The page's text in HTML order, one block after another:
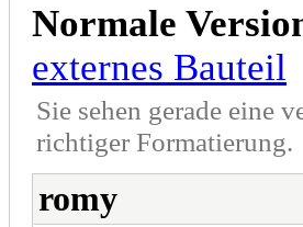
Normale
externes Bauteil
Sie sehen gerade eine
richtiger Formatierung.
romy